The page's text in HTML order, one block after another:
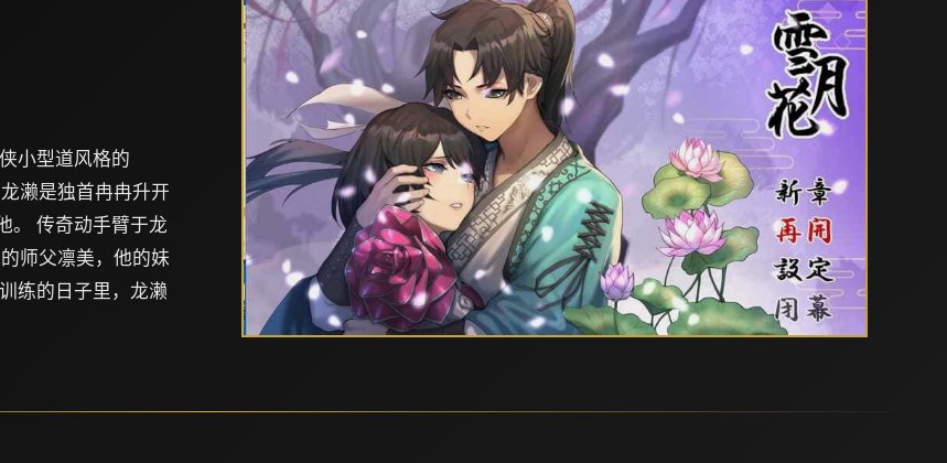
小型道风格的
濑是独首冉冉升开
。 传奇动手臂于龙
师父凛美，他的妹
练的日子里，龙濑